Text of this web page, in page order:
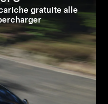
gratuite alle